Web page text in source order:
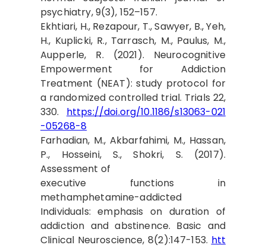
psychiatry, 9(3), 152–157.
Ekhtiari, H., Rezapour, T., Sawyer, B., Yeh,
H., Kuplicki, R., Tarrasch, M., Paulus, M.,
Aupperle, R. (2021). Neurocognitive
Empowerment for Addiction
Treatment (NEAT): study protocol for
a randomized controlled trial. Trials 22,
330. https://doi.org/10.1186/s13063-021
-05268-8
Farhadian, M., Akbarfahimi, M., Hassan,
P., Hosseini, S., Shokri, S. (2017).
Assessment of
executive functions in
methamphetamine-addicted
Individuals: emphasis on duration of
addiction and abstinence. Basic and
Clinical Neuroscience, 8(2):147-153. htt